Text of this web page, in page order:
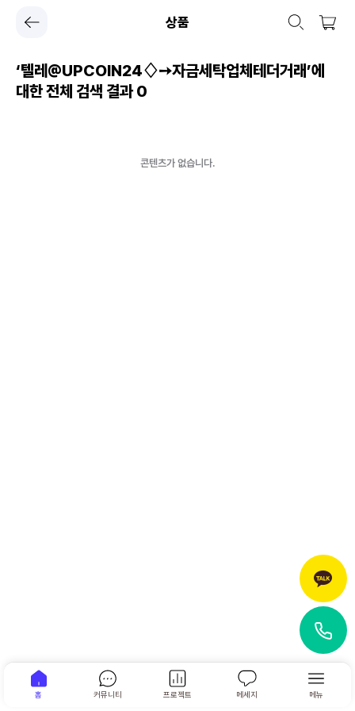
상품
‘텔레@UPCOIN24♢➙자금세탁업체테더거래’에
대한 전체 검색 결과0
콘텐츠가 없습니다.
홈 커뮤니티 프로젝트 메세지 메뉴